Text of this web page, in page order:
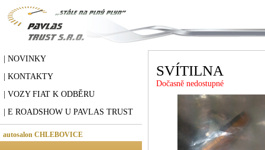
| NOVINKY
| KONTAKTY
| VOZY FIAT K ODBĚRU
| E ROADSHOW U PAVLAS TRUST
autosalon CHLEBOVICE
SVÍTILNA
Dočasně nedostupné